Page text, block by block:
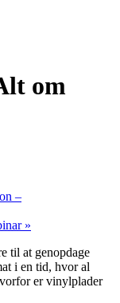
om
–
»
til at genopdage
i en tid, hvor al
er vinylplader